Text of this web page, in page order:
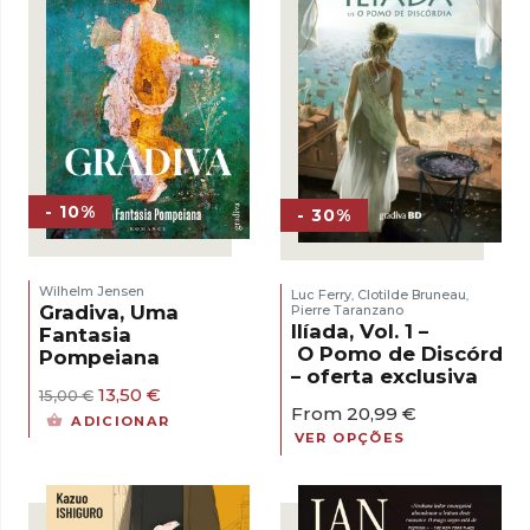
- 10%
Wilhelm Jensen
Gradiva, Uma
Fantasia
Pompeiana
15,00€ O
preço
13,50 €
preço
ADICIONAR
- 30%
Luc Ferry, Clotilde Bruneau
Pierre Taranzano
Ilíada, Vol. 1 –
O Pomo de Discórdia
– oferta exclusiva
From 20,99 €
VER OPÇÕES